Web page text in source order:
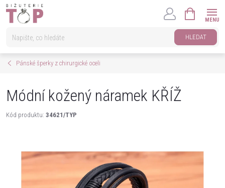
Přejít
HLEDAT
KOŠÍK
Pánské šperky z chirurgické oceli
Módní kožený náramek KŘÍŽ
Kód produktu: 34621/TYP